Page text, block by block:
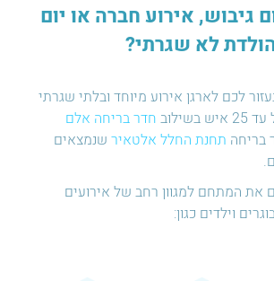
גיבוש, אירוע חברה או יום
לא שגרתי?
לכם לארגן אירוע מיוחד ובלתי שגרתי
חדר בריחה אלם
בריחה תחנת החלל אלטאיר שנמצאים
את המתחם למגוון רחב של אירועים
וילדים כגון: